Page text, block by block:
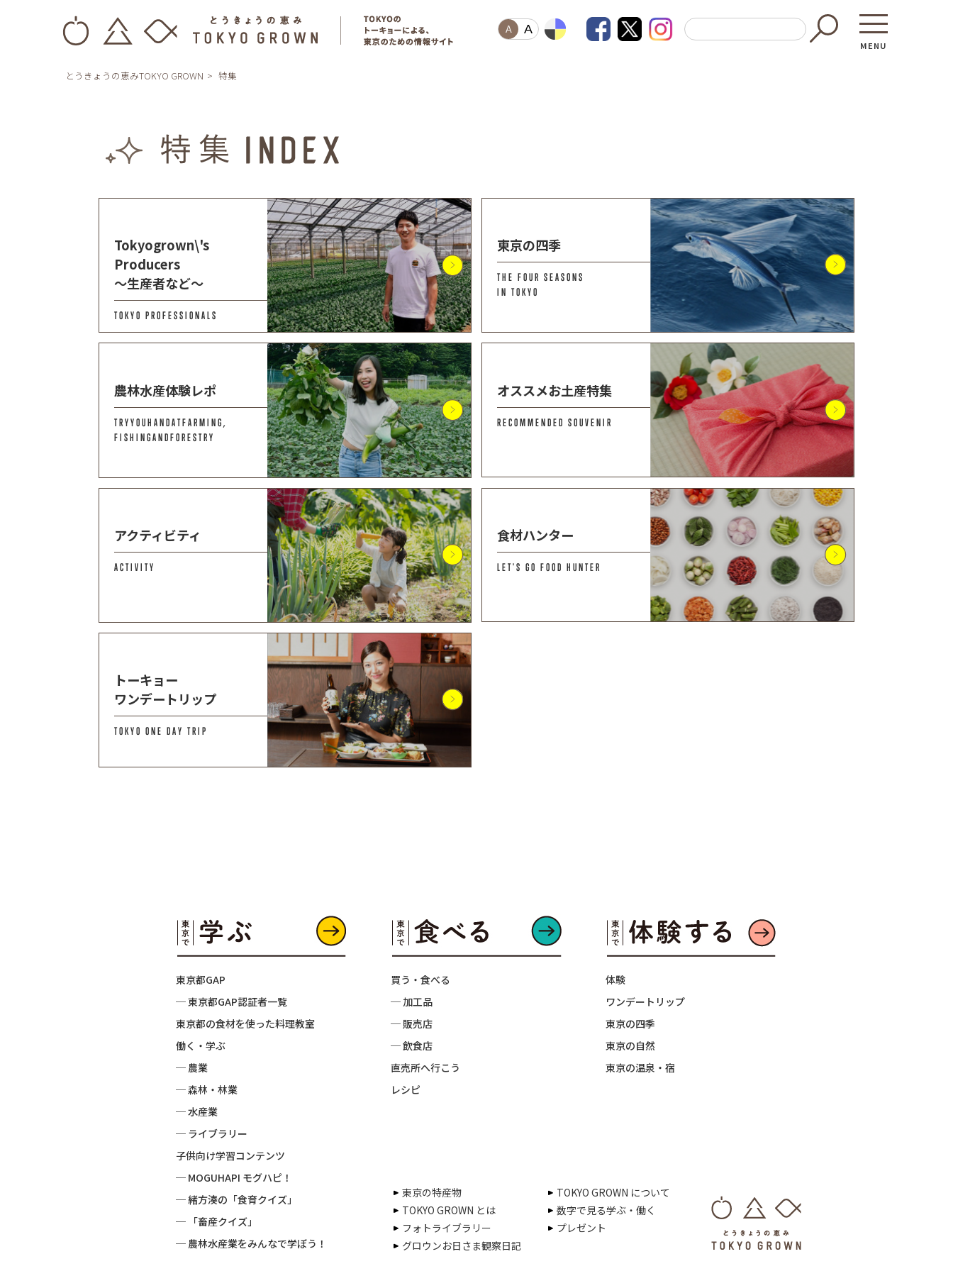
A A
MENU
東京都GAP
─ 東京都GAP認証者一覧
東京都の食材を使った料理教室
働く・学ぶ
─ 農業
─ 森林・林業
─ 水産業
─ ライブラリー
子供向け学習コンテンツ
─ MOGUHAPI モグハピ！
─ 緒方湊の「食育クイズ」
─ 「畜産クイズ」
─ 農林水産業をみんなで学ぼう！
とうきょうの恵みTOKYO GROWN 特集
Tokyogrown\'s
Producers
～生産者など～
TOKYO PROFESSIONALS
東京の四季
THE FOUR SEASONS
IN TOKYO
農林水産体験レポ
TRYYOUHANDATFARMING,
FISHINGANDFORESTRY
オススメお土産特集
RECOMMENDED SOUVENIR
アクティビティ
ACTIVITY
食材ハンター
LET'S GO FOOD HUNTER
トーキョー
ワンデートリップ
TOKYO ONE DAY TRIP
東京都GAP
─ 東京都GAP認証者一覧
東京都の食材を使った料理教室
働く・学ぶ
─ 農業
─ 森林・林業
─ 水産業
─ ライブラリー
子供向け学習コンテンツ
─ MOGUHAPI モグハピ！
─ 緒方湊の「食育クイズ」
─ 「畜産クイズ」
─ 農林水産業をみんなで学ぼう！
買う・食べる
─ 加工品
─ 販売店
─ 飲食店
直売所へ行こう
レシピ
体験
ワンデートリップ
東京の四季
東京の自然
東京の温泉・宿
東京の特産物
TOKYO GROWN について
TOKYO GROWN とは
数字で見る学ぶ・働く
フォトライブラリー
プレゼント
グロウンお日さま観察日記